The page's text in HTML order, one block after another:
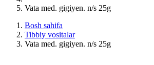
Vata med. gigiyen. n/s 25g
Bosh sahifa
Tibbiy vositalar
Vata med. gigiyen. n/s 25g